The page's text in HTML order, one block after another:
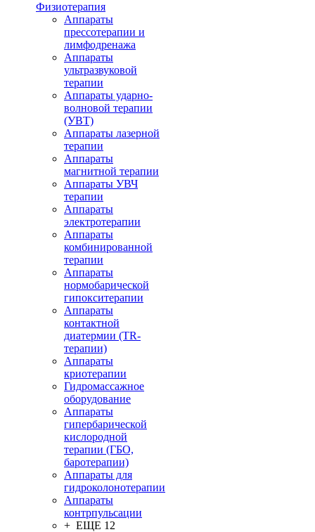
Физиотерапия
Аппараты
прессотерапии и
лимфодренажа
Аппараты
ультразвуковой
терапии
Аппараты ударно-
волновой терапии
(УВТ)
Аппараты лазерной
терапии
Аппараты
магнитной терапии
Аппараты УВЧ
терапии
Аппараты
электротерапии
Аппараты
комбинированной
терапии
Аппараты
нормобарической
гипокситерапии
Аппараты
контактной
диатермии (TR-
терапии)
Аппараты
криотерапии
Гидромассажное
оборудование
Аппараты
гипербарической
кислородной
терапии (ГБО,
баротерапии)
Аппараты для
гидроколонотерапии
Аппараты
контрпульсации
+ ЕЩЕ 12